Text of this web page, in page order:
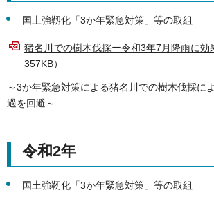
国土強靱化「3か年緊急対策」等の取組
猪名川での樹木伐採ー令和3年7月降雨に効
357KB）
～3か年緊急対策による猪名川での樹木伐採に
過を回避～
令和2年
国土強靭化「3か年緊急対策」等の取組